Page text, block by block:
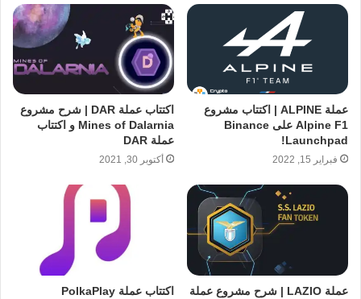
عملة ALPINE | اكتتاب مشروع
Alpine F1 على Binance
Launchpad!
فبراير 15, 2022
اكتتاب عملة DAR | شرح مشروع
Mines of Dalarnia و اكتتاب
عملة DAR
أكتوبر 30, 2021
عملة LAZIO | شرح مشروع عملة
اكتتاب عملة PolkaPlay